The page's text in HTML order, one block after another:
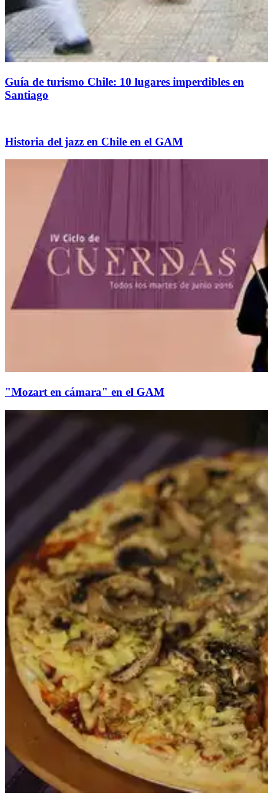
Guía de turismo Chile: 10 lugares imperdibles en
Santiago
Historia del jazz en Chile en el GAM
"Mozart en cámara" en el GAM